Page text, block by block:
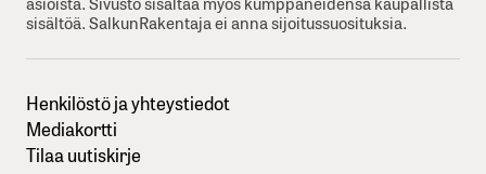
sisältöä. SalkunRakentaja ei anna sijoitussuosituksia.
Henkilöstö ja yhteystiedot
Mediakortti
Tilaa uutiskirje